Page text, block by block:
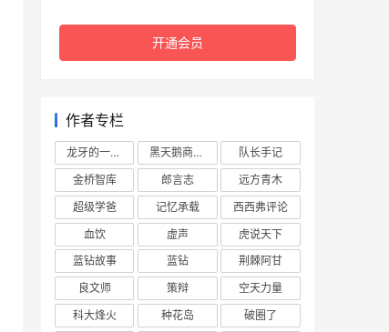
开通会员
作者专栏
龙牙的一座山 黑天鹅商业情报站
队长手记
金桥智库
郎言志
远方青木
超级学爸
记忆承载
西西弗评论
血饮
虚声
虎说天下
蓝钻故事
蓝钻
荆棘阿甘
良文师
策辩
空天力量
科大烽火
种花岛
破圈了